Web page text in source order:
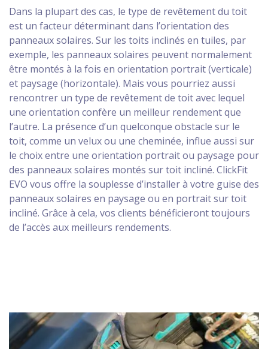
Dans la plupart des cas, le type de revêtement du toit
est un facteur déterminant dans l’orientation des
panneaux solaires. Sur les toits inclinés en tuiles, par
exemple, les panneaux solaires peuvent normalement
être montés à la fois en orientation portrait (verticale)
et paysage (horizontale). Mais vous pourriez aussi
rencontrer un type de revêtement de toit avec lequel
une orientation confère un meilleur rendement que
l’autre. La présence d’un quelconque obstacle sur le
toit, comme un velux ou une cheminée, influe aussi sur
le choix entre une orientation portrait ou paysage pour
des panneaux solaires montés sur toit incliné. ClickFit
EVO vous offre la souplesse d’installer à votre guise des
panneaux solaires en paysage ou en portrait sur toit
incliné. Grâce à cela, vos clients bénéficieront toujours
de l’accès aux meilleurs rendements.